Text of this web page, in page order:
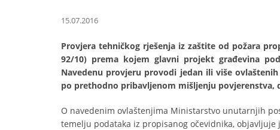
15.07.2016
Provjera tehničkog rješenja iz zaštite od požara
92/10) prema kojem glavni projekt građevina
Navedenu provjeru provodi jedan ili više
po prethodno pribavljenom mišljenju
O navedenim ovlaštenjima Ministarstvo unutarnjih
temelju podataka iz propisanog očevidnika,